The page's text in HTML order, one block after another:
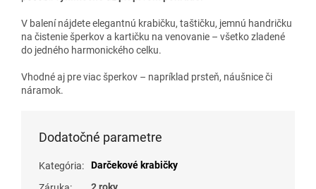
V balení nájdete elegantnú krabičku, taštičku, jemnú handričku
na čistenie šperkov a kartičku na venovanie – všetko zladené
do jedného harmonického celku.
Vhodné aj pre viac šperkov – napríklad prsteň, náušnice či
náramok.
Dodatočné parametre
Kategória:
Darčekové krabičky
2 roky